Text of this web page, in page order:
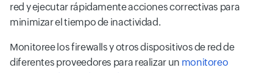
red y ejecutar rápidamente acciones correctivas para
minimizar el tiempo de inactividad.
Monitoree los firewalls y otros dispositivos de red de
diferentes proveedores para realizar un monitoreo